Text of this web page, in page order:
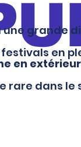
grande
en
en extérieur
dans le